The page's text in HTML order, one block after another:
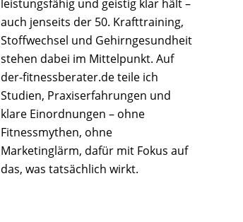
leistungsfähig und geistig klar hält –
auch jenseits der 50. Krafttraining,
Stoffwechsel und Gehirngesundheit
stehen dabei im Mittelpunkt. Auf
der-fitnessberater.de teile ich
Studien, Praxiserfahrungen und
klare Einordnungen – ohne
Fitnessmythen, ohne
Marketinglärm, dafür mit Fokus auf
das, was tatsächlich wirkt.